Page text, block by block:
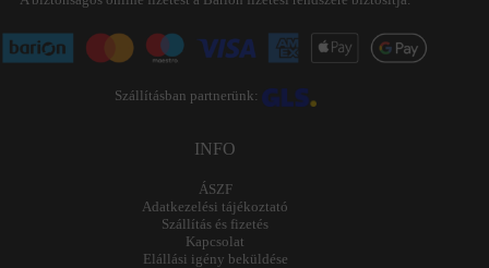
Szállításban partnerünk:
INFO
ÁSZF
Adatkezelési tájékoztató
Szállítás és fizetés
Kapcsolat
Elállási igény beküldése